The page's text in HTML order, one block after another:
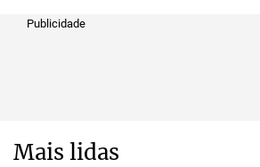
Publicidade
Mais lidas